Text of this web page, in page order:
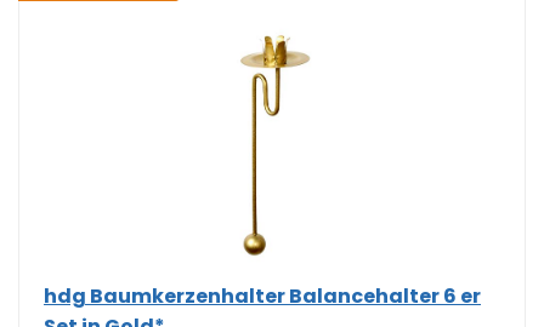
hdg Baumkerzenhalter Balancehalter 6 er